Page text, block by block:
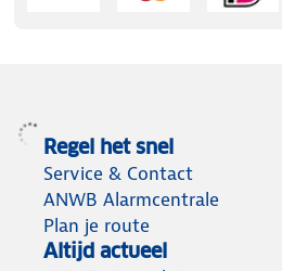
Regel het snel
Service & Contact
ANWB Alarmcentrale
Plan je route
Altijd actueel